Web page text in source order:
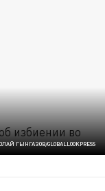
ГЫНГАЗОВ/GLOBALLOOKPRESS